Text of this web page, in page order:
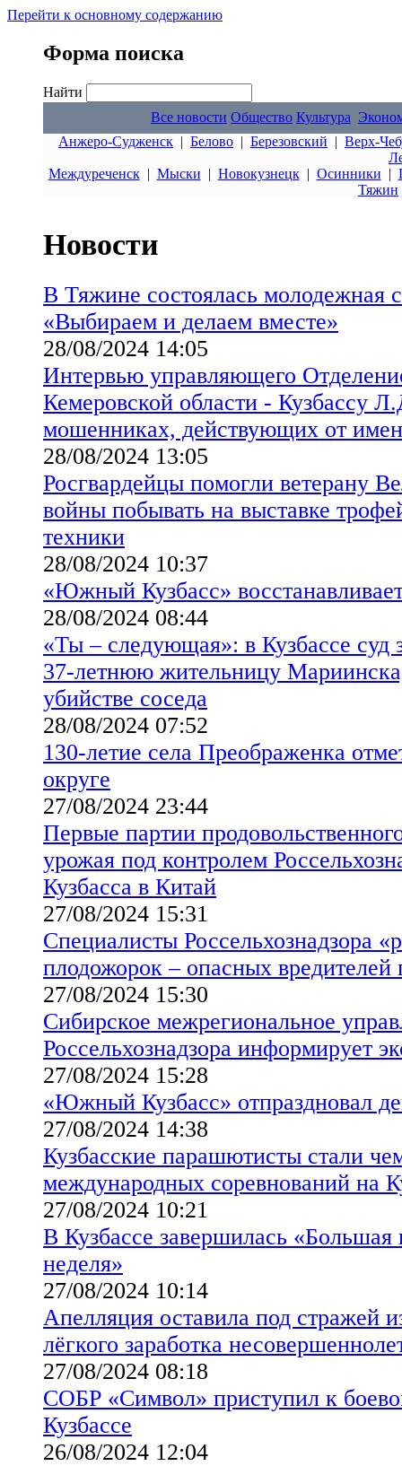
Перейти к основному содержанию
Форма поиска
Найти
Все новости Общество Культура
Анжеро-Судженск | Белово | Березовский | Верх-
Междуреченск| Мыски | Новокузнецк| Осинники |
Тяжин
Новости
В Тяжине состоялась молодежная
«Выбираем и делаем вместе»
28/08/2024 14:05
Интервью управляющего
Кемеровской области - Кузбассу
мошенниках, действующих от
28/08/2024 13:05
Росгвардейцы помогли ветерану
войны побывать на выставке
техники
28/08/2024 10:37
«Южный Кузбасс»
28/08/2024 08:44
«Ты – следующая»: в Кузбассе суд
37-летнюю жительницу
убийстве соседа
28/08/2024 07:52
130-летие села Преображенка
округе
27/08/2024 23:44
Первые партии
урожая под контролем
Кузбасса в Китай
27/08/2024 15:31
Специалисты Россельхознадзора
плодожорок – опасных
27/08/2024 15:30
Сибирское межрегиональное
Россельхознадзора информирует
27/08/2024 15:28
«Южный Кузбасс» отпраздновал
27/08/2024 14:38
Кузбасские парашютисты стали
международных соревнований на
27/08/2024 10:21
В Кузбассе завершилась «Большая
неделя»
27/08/2024 10:14
Апелляция оставила под стражей
лёгкого заработка
27/08/2024 08:18
СОБР «Символ» приступил к
Кузбассе
26/08/2024 12:04